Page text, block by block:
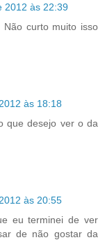
2012 às 22:39
curto muito isso
às 18:18
que desejo ver o da
às 20:55
eu terminei de ver
de não gostar da